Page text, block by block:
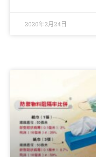
2020年2月24日